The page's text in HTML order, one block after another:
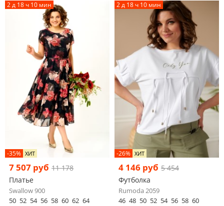
2 д 18 ч 10 мин
-35% ХИТ
7 507 руб 11 178
Платье
Swallow 900
50 52 54 56 58 60 62 64
2 д 18 ч 10 мин
-26% ХИТ
4 146 руб 5 454
Футболка
Rumoda 2059
46 48 50 52 54 56 58 60